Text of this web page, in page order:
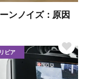
ンノイズ：原因
ビア